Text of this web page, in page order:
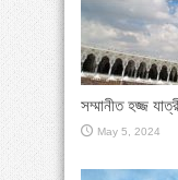
সম্মানীত হজ্জ
May 5, 2024